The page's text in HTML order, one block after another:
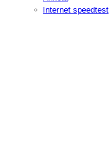
Internet speedtest